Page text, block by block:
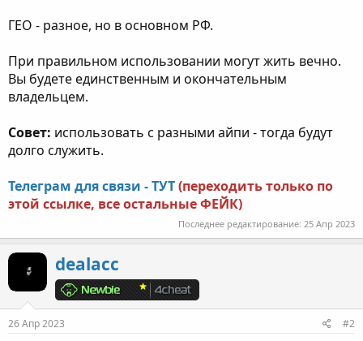
ГЕО - разное, но в основном РФ.
При правильном использовании могут жить вечно.
Вы будете единственным и окончательным
владельцем.
Совет: использовать с разными айпи - тогда будут
долго служить.
Телеграм для связи - ТУТ(переходить только по
этой ссылке, все остальные ФЕЙК)
Последнее редактирование: 25 Апр 2023
dealacc
26 Апр 2023 #2